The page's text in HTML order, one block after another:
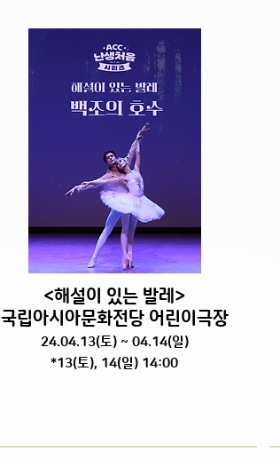
<해설이 있는 발레 >
국립아시아문화전당 어린이극장
24.04.13(토) ~ 04.14(일)
*13(토), 14(일) 14:00